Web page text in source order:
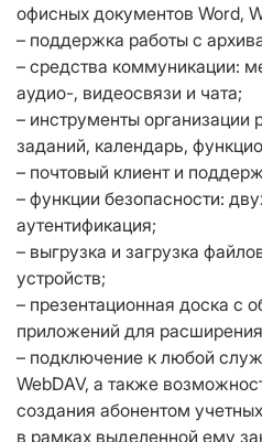
офисных документов Word,
– поддержка работы с
– средства коммуникации:
аудио-, видеосвязи и чата;
– инструменты организации
заданий, календарь,
– почтовый клиент и
– функции безопасности:
аутентификация;
– выгрузка и загрузка
устройств;
– презентационная доска с
приложений для
– подключение к любой
WebDAV, а также
создания абонентом
в рамках выделенной ему